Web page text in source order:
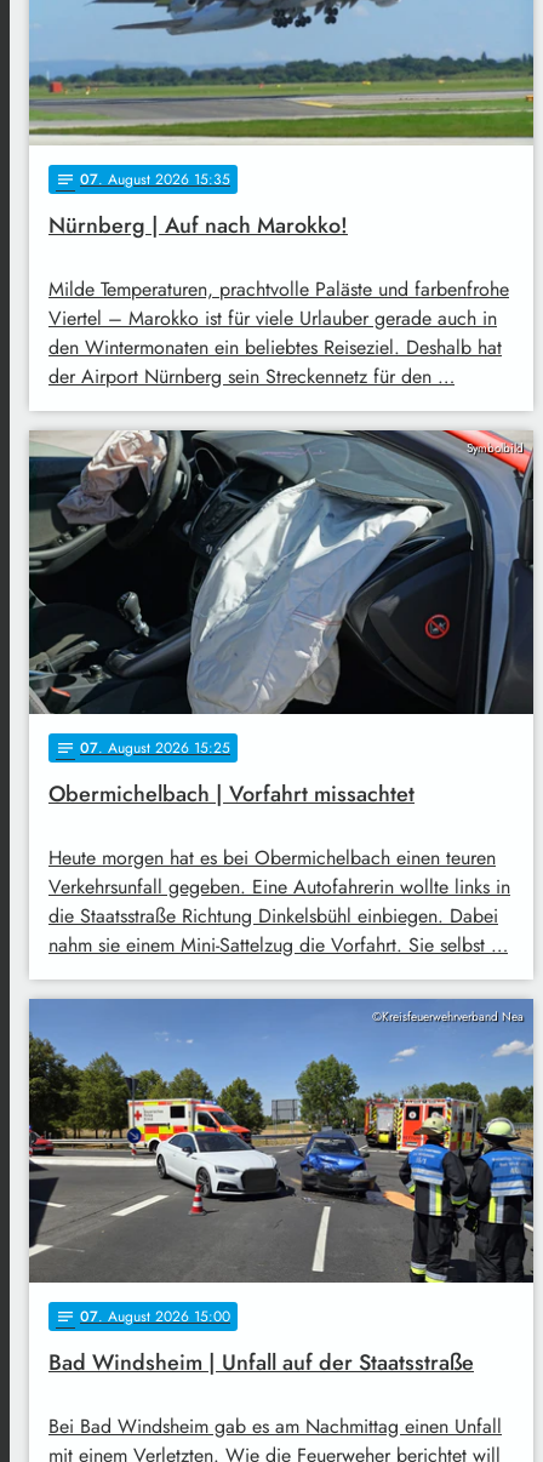
notes 07. August 2026 15:35
Nürnberg | Auf nach Marokko!
Milde Temperaturen, prachtvolle Paläste und farbenfrohe
Viertel – Marokko ist für viele Urlauber gerade auch in
den Wintermonaten ein beliebtes Reiseziel. Deshalb hat
der Airport Nürnberg sein Streckennetz für den …
Symbolbild
notes 07. August 2026 15:25
Obermichelbach | Vorfahrt missachtet
Heute morgen hat es bei Obermichelbach einen teuren
Verkehrsunfall gegeben. Eine Autofahrerin wollte links in
die Staatsstraße Richtung Dinkelsbühl einbiegen. Dabei
nahm sie einem Mini-Sattelzug die Vorfahrt. Sie selbst …
©Kreisfeuerwehrverband Nea
notes 07. August 2026 15:00
Bad Windsheim | Unfall auf der Staatsstraße
Bei Bad Windsheim gab es am Nachmittag einen Unfall
mit einem Verletzten. Wie die Feuerweher berichtet will